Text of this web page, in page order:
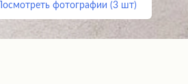
Посмотреть фотографии (3 шт)